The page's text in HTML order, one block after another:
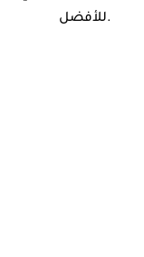
للأفضل.